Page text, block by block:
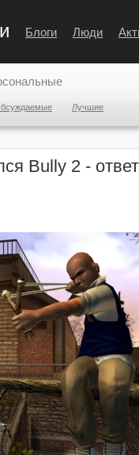
Блоги Люди
Лучшие
Bully 2 -